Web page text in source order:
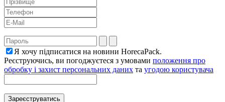
Я хочу підписатися на новини HorecaPack.
Реєструючись, ви погоджуєтеся з умовами положення про
обробку і захист персональних даних та угодою користувача